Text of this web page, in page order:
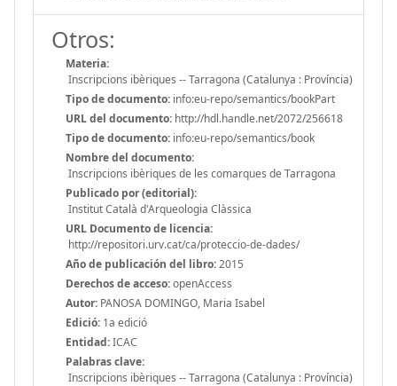
Otros:
Materia:
Inscripcions ibèriques -- Tarragona (Catalunya : Província)
Tipo de documento: info:eu-repo/semantics/bookPart
URL del documento: http://hdl.handle.net/2072/256618
Tipo de documento: info:eu-repo/semantics/book
Nombre del documento:
Inscripcions ibèriques de les comarques de Tarragona
Publicado por (editorial):
Institut Català d'Arqueologia Clàssica
URL Documento de licencia:
http://repositori.urv.cat/ca/proteccio-de-dades/
Año de publicación del libro:2015
Derechos de acceso:openAccess
Autor: PANOSA DOMINGO, Maria Isabel
Edició: 1a edició
Entidad:ICAC
Palabras clave:
Inscripcions ibèriques -- Tarragona (Catalunya : Província)